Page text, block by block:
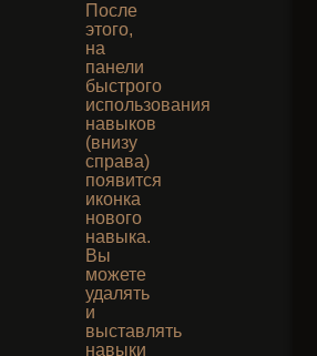
После
этого,
на
панели
быстрого
использования
навыков
(внизу
справа)
появится
иконка
нового
навыка.
Вы
можете
удалять
и
выставлять
навыки